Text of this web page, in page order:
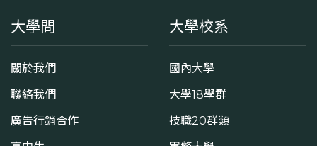
大學問
關於我們
聯絡我們
廣告行銷合作
大學校系
國內大學
大學18學群
技職20群類